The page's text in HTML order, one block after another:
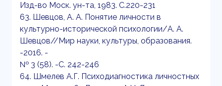
Изд-во Моск. ун-та, 1983. С.220-231
63. Шевцов, А. А. Понятие личности в
культурно-исторической психологии/А. А.
Шевцов//Мир науки, культуры, образования.
-2016. -
№ 3 (58). -С. 242-246
64. Шмелев А.Г. Психодиагностика личностных